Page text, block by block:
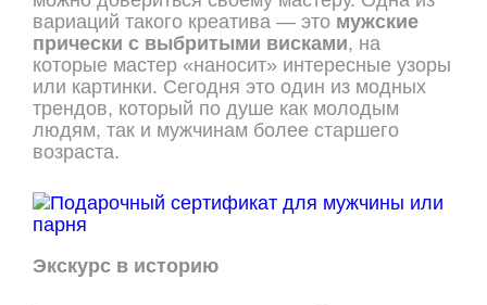
вариаций такого креатива — это мужские
прически с выбритыми висками, на
которые мастер «наносит» интересные узоры
или картинки. Сегодня это один из модных
трендов, который по душе как молодым
людям, так и мужчинам более старшего
возраста.
Экскурс в историю